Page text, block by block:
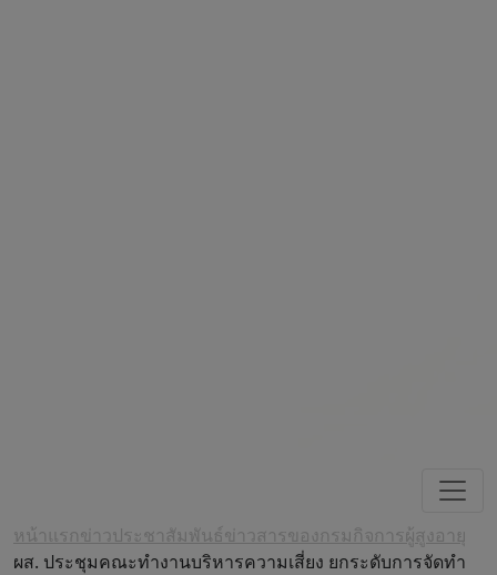
หน้าแรกข่าวประชาสัมพันธ์ข่าวสารของกรมกิจการผู้สูงอายุ
ผส. ประชุมคณะทำงานบริหารความเสี่ยง ยกระดับการจัดทำ